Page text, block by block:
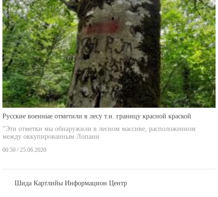
Русские военные отметили в лесу т.н. границу красной краской
"Эти отметки мы обнаружили в лесном массиве, расположенном
между оккупированным Лопани
00:50 / 25.06.2020
Шида Картлийы Информацион Центр